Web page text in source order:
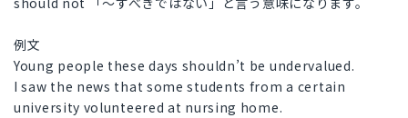
例文
Young people these days shouldn’t be undervalued.
I saw the news that some students from a certain
university volunteered at nursing home.